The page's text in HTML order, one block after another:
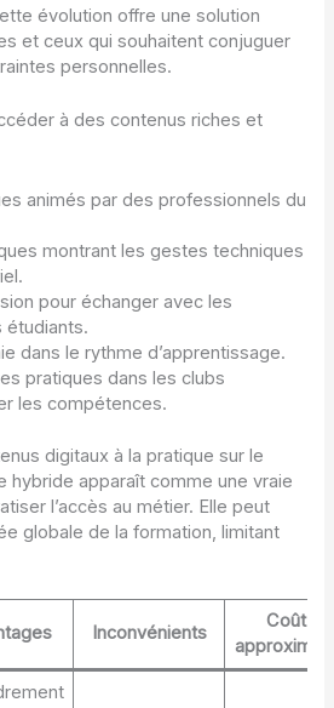
évolution offre une solution
et ceux qui souhaitent conjuguer
personnelles.
à des contenus riches et
animés par des professionnels du
montrant les gestes techniques
pour échanger avec les
étudiants.
dans le rythme d’apprentissage.
pratiques dans les clubs
les compétences.
digitaux à la pratique sur le
hybride apparaît comme une vraie
l’accès au métier. Elle peut
globale de la formation, limitant
Inconvénients
Coût